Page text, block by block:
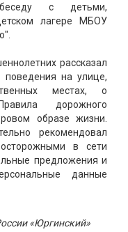
беседу с детьми,
лагере МБОУ
рассказал
поведения на улице,
местах, о
дорожного
образе жизни.
рекомендовал
в сети
предложения и
данные
«Юргинский»